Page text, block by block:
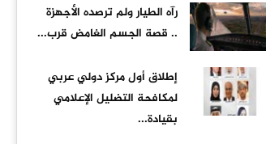
رآه الطيار ولم ترصده الأجهزة
.. قصة الجسم الغامض قرب...
إطلاق أول مركز دولي عربي
لمكافحة التضليل الإعلامي
بقيادة...